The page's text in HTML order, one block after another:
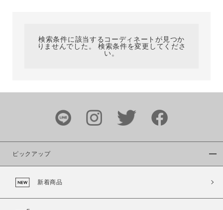
ブランド
カラー
検索条件に該当するコーディネートが見つか
りませんでした。 検索条件を変更してくださ
い。
ピックアップ
新着商品